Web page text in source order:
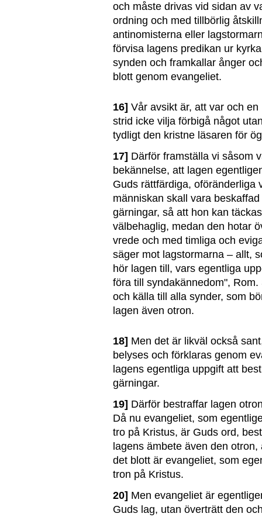
och måste drivas vid sidan av
ordning och med tillbörlig
antinomisterna eller
förvisa lagens predikan ur
synden och framkallar ånger
blott genom evangeliet.
16] Vår avsikt är, att var och
strid icke vilja förbigå något
tydligt den kristne läsaren för
17] Därför framställa vi såsom
bekännelse, att lagen
Guds rättfärdiga, oföränderliga
människan skall vara
gärningar, så att hon kan
välbehaglig, medan den hotar
vrede och med timliga och
säger mot lagstormarna – allt,
hör lagen till, vars egentliga
föra till syndakännedom",
och källa till alla synder, som
lagen även otron.
18] Men det är likväl också
belyses och förklaras genom
lagens egentliga uppgift att
gärningar.
19] Därför bestraffar lagen
Då nu evangeliet, som
tro på Kristus, är Guds ord,
lagens ämbete även den
det blott är evangeliet, som
tron på Kristus.
20] Men evangeliet är
Guds lag, utan överträtt den